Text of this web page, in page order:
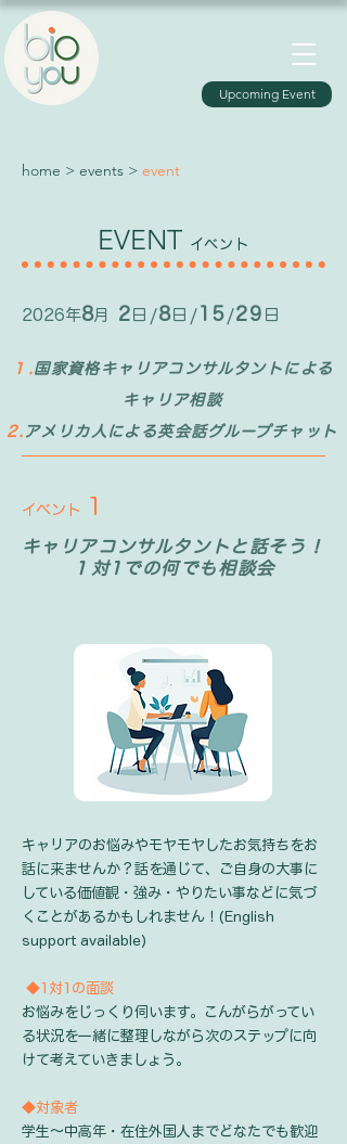
Upcoming Event
home > events > event
EVENT イベント
2026年8月 2 日/8 日/ 15 /29 日
１.国家資格キャリアコンサルタントによる
キャリア相談
2. アメリカ人による英会話グループチャット
イベント 1
キャリアコンサルタントと話そう！
１対1での何でも相談会
キャリアのお悩みやモヤモヤしたお気持ちをお
話に来ませんか？話を通じて、ご自身の大事に
している価値観・強み・やりたい事などに気づ
くことがあるかもしれません！(English
support available)
◆1対1の面談
お悩みをじっくり伺います。こんがらがってい
る状況を一緒に整理しながら次のステップに向
けて考えていきましょう。
◆対象者
学生～中高年・在住外国人までどなたでも歓迎​​​​